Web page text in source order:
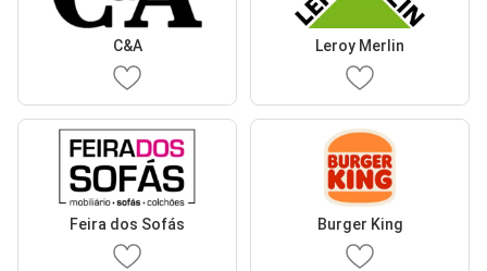
C&A Leroy Merlin
Feira dos Sofás Burger King